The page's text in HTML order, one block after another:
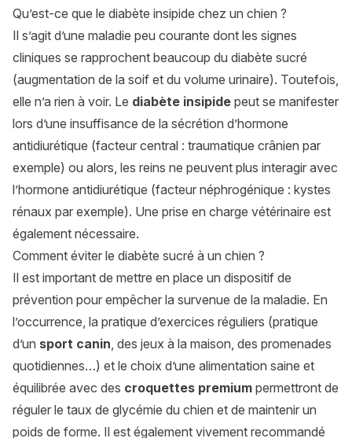
Qu’est-ce que le diabète insipide chez un chien ?
Il s’agit d’une maladie peu courante dont les signes
cliniques se rapprochent beaucoup du diabète sucré
(augmentation de la soif et du volume urinaire). Toutefois,
elle n’a rien à voir. Le diabète insipide peut se manifester
lors d’une insuffisance de la sécrétion d’hormone
antidiurétique (facteur central : traumatique crânien par
exemple) ou alors, les reins ne peuvent plus interagir avec
l’hormone antidiurétique (facteur néphrogénique : kystes
rénaux par exemple). Une prise en charge vétérinaire est
également nécessaire.
Comment éviter le diabète sucré à un chien ?
Il est important de mettre en place un dispositif de
prévention pour empêcher la survenue de la maladie. En
l’occurrence, la pratique d’exercices réguliers (pratique
d’un sport canin, des jeux à la maison, des promenades
quotidiennes…) et le choix d’une alimentation saine et
équilibrée avec des croquettes premium permettront de
réguler le taux de glycémie du chien et de maintenir un
poids de forme. Il est également vivement recommandé